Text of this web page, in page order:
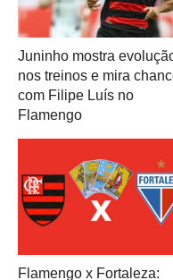
Juninho mostra
nos treinos e mira
com Filipe Luís no
Flamengo
Flamengo x Fortaleza: